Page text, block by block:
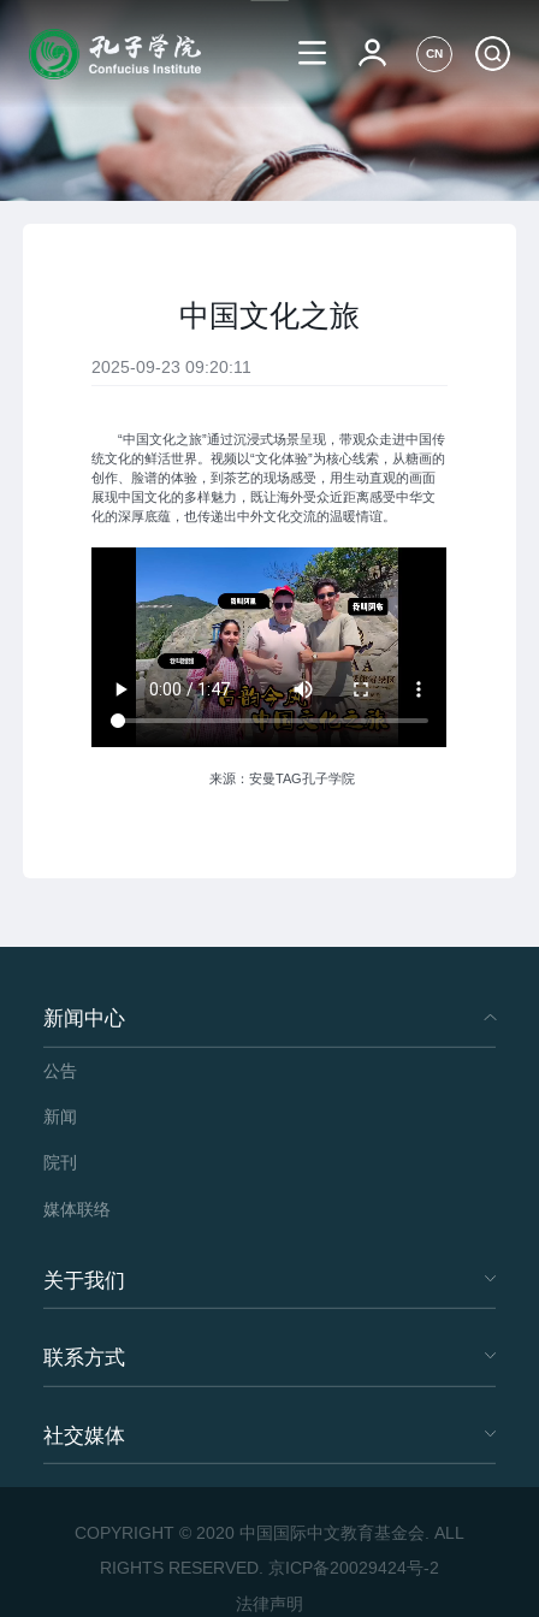
CN
中国文化之旅
2025-09-23 09:20:11
“中国文化之旅”通过沉浸式场景呈现，带观众走进中国传
统文化的鲜活世界。视频以“文化体验”为核心线索，从糖画的
创作、脸谱的体验，到茶艺的现场感受，用生动直观的画面
展现中国文化的多样魅力，既让海外受众近距离感受中华文
化的深厚底蕴，也传递出中外文化交流的温暖情谊。
来源：安曼TAG孔子学院
新闻中心
公告
新闻
院刊
媒体联络
关于我们
联系方式
社交媒体
COPYRIGHT © 2020 中国国际中文教育基金会. ALL
RIGHTS RESERVED. 京ICP备20029424号-2
法律声明